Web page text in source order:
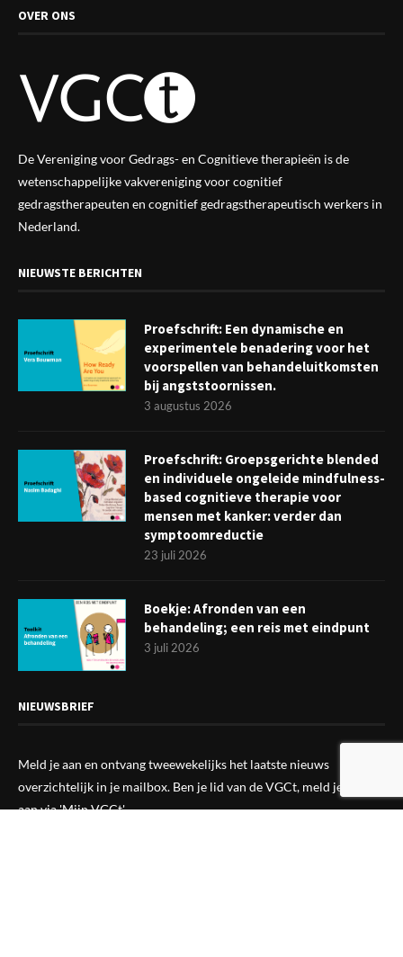
OVER ONS
De Vereniging voor Gedrags- en Cognitieve therapieën is de
wetenschappelijke vakverenigingvoor cognitief
gedragstherapeuten en cognitief gedragstherapeutisch werkers in
Nederland.
NIEUWSTE BERICHTEN
Proefschrift: Een dynamische en
experimentele benadering voor het
voorspellen van behandeluitkomsten
bij angststoornissen.
3 augustus 2026
Proefschrift: Groepsgerichte blended
en individuele ongeleide mindfulness-
based cognitieve therapie voor
mensen met kanker: verder dan
symptoomreductie
23 juli 2026
Boekje: Afronden van een
behandeling; een reis met eindpunt
3 juli 2026
NIEUWSBRIEF
Meld je aan en ontvang tweewekelijks het laatste nieuws
overzichtelijk in je mailbox. Ben je lid van de VGCt, meld je dan
aan via'Mijn VGCt'.